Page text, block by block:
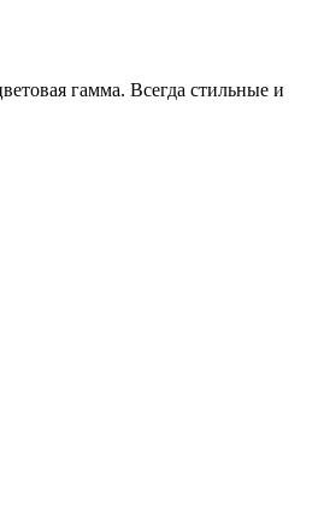
гамма. Всегда стильные и